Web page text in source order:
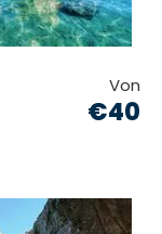
Von
€40